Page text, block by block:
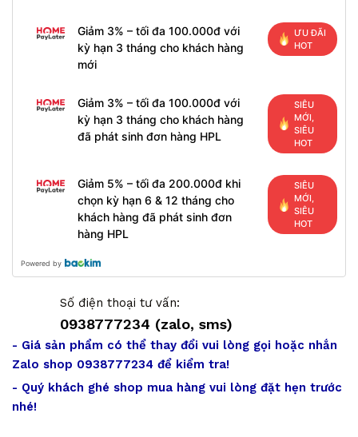
Giảm 3% – tối đa 100.000đ với
kỳ hạn 3 tháng cho khách hàng
mới
ƯU ĐÃI
HOT
Giảm 3% – tối đa 100.000đ với
kỳ hạn 3 tháng cho khách hàng
đã phát sinh đơn hàng HPL
SIÊU
MỚI,
SIÊU
HOT
Giảm 5% – tối đa 200.000đ khi
chọn kỳ hạn 6 & 12 tháng cho
khách hàng đã phát sinh đơn
hàng HPL
SIÊU
MỚI,
SIÊU
HOT
Powered by
Số điện thoại tư vấn:
0938777234 (zalo, sms)
- Giá sản phẩm có thể thay đổi vui lòng gọi hoặc nhắn
Zalo shop 0938777234 để kiểm tra!
- Quý khách ghé shop mua hàng vui lòng đặt hẹn trước
nhé!